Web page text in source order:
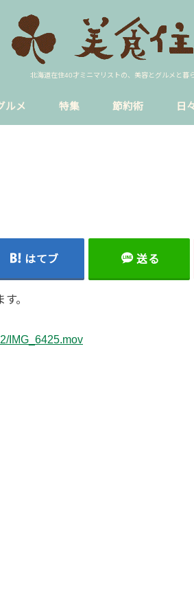
北海道在住40才ミニマリストの、美容とグルメと暮
ルメ 特集 節約術 日
はてブ 送る
。
IMG_6425.mov